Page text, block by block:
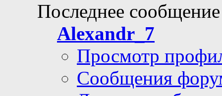
Последнее
Alexandr_7
Просмотр
Сообщения